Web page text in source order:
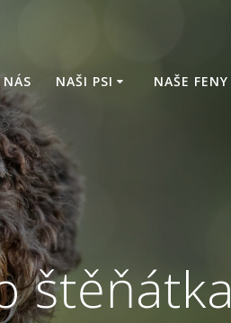
NAŠI PSI NAŠE FENY
štěňátka